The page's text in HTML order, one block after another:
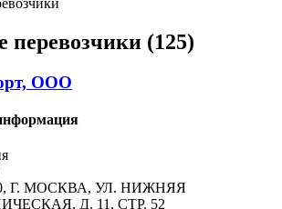
(125)
ООО
Г. МОСКВА, УЛ. НИЖНЯЯ
Д. 11, СТР. 52